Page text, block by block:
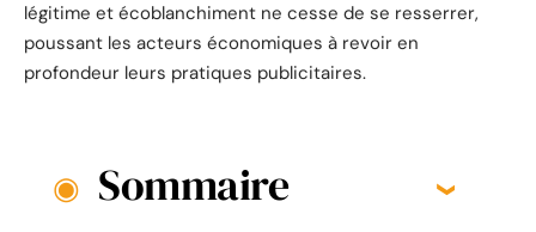
légitime et écoblanchiment ne cesse de se resserrer,
poussant les acteurs économiques à revoir en
profondeur leurs pratiques publicitaires.
Sommaire